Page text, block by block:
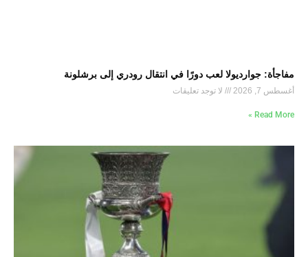
مفاجأة: جوارديولا لعب دورًا في انتقال رودري إلى برشلونة
أغسطس 7, 2026 لا توجد تعليقات
Read More »